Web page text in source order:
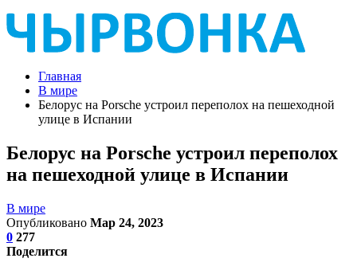
Главная
В мире
Белорус на Porsche устроил переполох на пешеходной
улице в Испании
Белорус на Porsche устроил переполох
на пешеходной улице в Испании
В мире
Опубликовано Мар 24, 2023
0 277
Поделится